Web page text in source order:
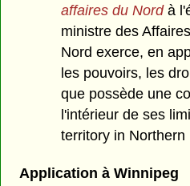
affaires du Nord à
ministre des
Nord exerce, en
les pouvoirs, les
que possède une
l'intérieur de ses
territory in Northern
Application à Winnipeg